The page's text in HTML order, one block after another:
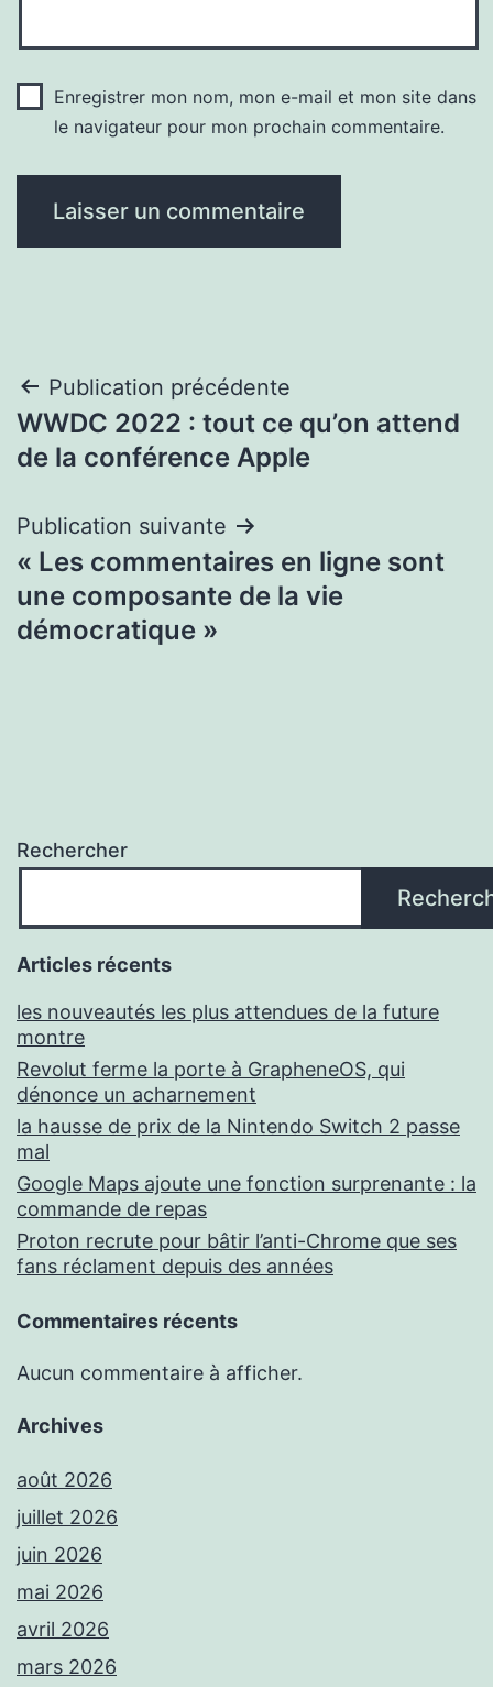
Enregistrer mon nom, mon e-mail et mon site dans
le navigateur pour mon prochain commentaire.
Navigation
de
Publication précédente
WWDC 2022 : tout ce qu’on attend
de la conférence Apple
Publication suivante
« Les commentaires en ligne sont
une composante de la vie
démocratique »
Rechercher
Articles récents
les nouveautés les plus attendues de la future
montre
Revolut ferme la porte à GrapheneOS, qui
dénonce un acharnement
la hausse de prix de la Nintendo Switch 2 passe
mal
Google Maps ajoute une fonction surprenante : la
commande de repas
Proton recrute pour bâtir l’anti-Chrome que ses
fans réclament depuis des années
Commentaires récents
Aucun commentaire à afficher.
Archives
août 2026
juillet 2026
juin 2026
mai 2026
avril 2026
mars 2026